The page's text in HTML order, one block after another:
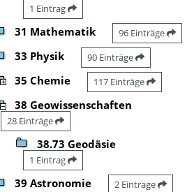
1 Eintrag
31 Mathematik 96 Einträge
33 Physik 90 Einträge
35 Chemie 117 Einträge
38 Geowissenschaften
28 Einträge
38.73 Geodäsie
1 Eintrag
39 Astronomie 2 Einträge